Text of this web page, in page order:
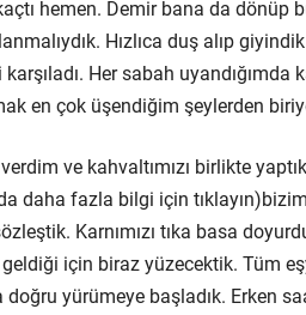
hemen. Demir bana da
Hızlıca duş alıp
Her sabah uyandığımda
en çok üşendiğim şeylerden
ve kahvaltımızı birlikte
daha fazla bilgi için
Karnımızı tıka basa
için biraz yüzecektik. Tüm
yürümeye başladık. Erken